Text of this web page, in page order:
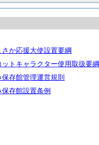
さか応援大使設置要綱
トキャラクター使用取扱要綱
存館管理運営規則
存館設置条例